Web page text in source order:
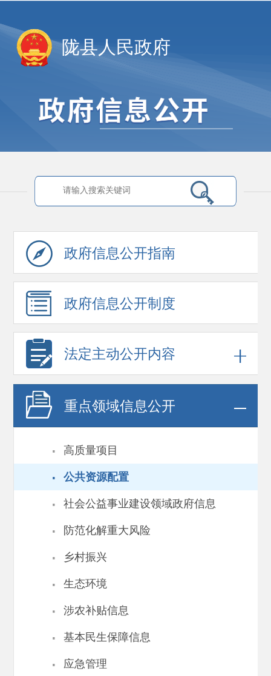
陇县人民政府
政府信息公开指南
政府信息公开制度
法定主动公开内容
重点领域信息公开
· 高质量项目
· 公共资源配置
· 社会公益事业建设领域政府信息
· 防范化解重大风险
· 乡村振兴
· 生态环境
· 涉农补贴信息
· 基本民生保障信息
· 应急管理